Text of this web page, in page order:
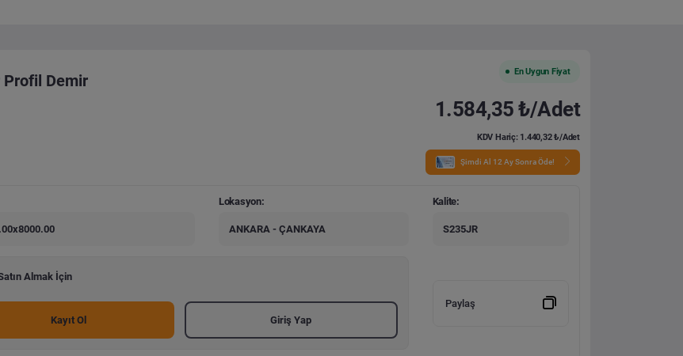
Profil Demir
En Uygun Fiyat
1.584,35 ₺/Adet
KDV Hariç: 1.440,32 ₺/Adet
Şimdi Al 12 Ay Sonra Öde!
Lokasyon:
ANKARA - ÇANKAYA
Kalite:
S235JR
Almak İçin
Kayıt Ol Giriş Yap
Paylaş